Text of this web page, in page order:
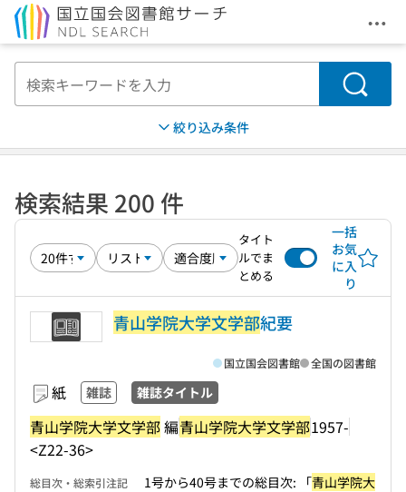
メ
検索
絞り込み条件
検索結果 200 件
タイト
ルでま
とめる
一括
お気
に入
り
青山学院大学文学部紀要
紙 雑誌 雑誌タイトル
青山学院大学文学部編青山学院大学文学部1957-
<Z22-36>
国立国会図書館 全国の図書館
総目次・総索引注記 1号から40号までの総目次: 「青山学院大